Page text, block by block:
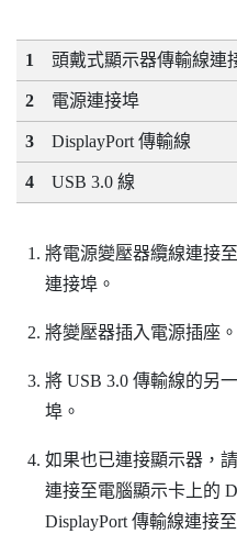
1 頭戴式顯示器傳輸線連
2 電源連接埠
3 DisplayPort 傳輸線
4 USB 3.0 線
將電源變壓器纜線連接至
連接埠。
將變壓器插入電源插座。
將 USB 3.0 傳輸線的另
埠。
如果也已連接顯示器，
連接至電腦顯示卡上的
DisplayPort傳輸線連接